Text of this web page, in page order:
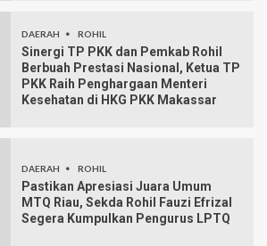
DAERAH ROHIL
Sinergi TP PKK dan Pemkab Rohil
Berbuah Prestasi Nasional, Ketua TP
PKK Raih Penghargaan Menteri
Kesehatan di HKG PKK Makassar
DAERAH ROHIL
Pastikan Apresiasi Juara Umum
MTQ Riau, Sekda Rohil Fauzi Efrizal
Segera Kumpulkan Pengurus LPTQ